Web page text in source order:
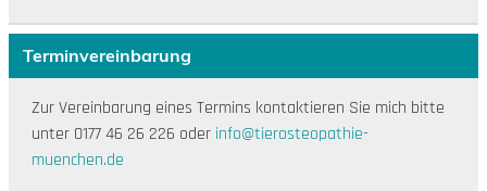
Terminvereinbarung
Zur Vereinbarung eines Termins kontaktieren Sie mich bitte
unter 0177 46 26 226 oder info@tierosteopathie-
muenchen.de